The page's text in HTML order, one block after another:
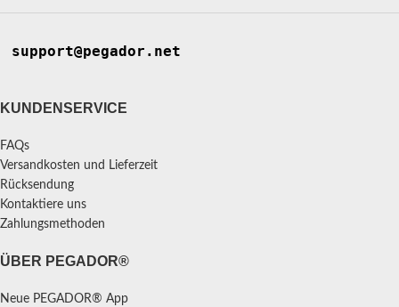
support@pegador.net
KUNDENSERVICE
FAQs
Versandkosten und Lieferzeit
Rücksendung
Kontaktiere uns
Zahlungsmethoden
ÜBER PEGADOR®
Neue PEGADOR® App